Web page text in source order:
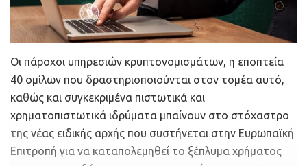
ξεχώρισαν και πέρασαν στην επόμενη
φάση είναι:
Althexis: Μία πρωτοποριακή πλατφόρμα και
τεχνολογία που προσφέρει καινοτομία στον τρόπο
διεξαγωγής δερματολογικών εξετάσεων
Cloudpharm: Τεχνολογία αιχμής που ενισχύει την
έρευνα και ανάπτυξη (R&D) επαναστόχευσης
Collaborate Health Cloud :Μία ολοκληρωμένη λύση
Οι πάροχοι υπηρεσιών κρυπτονομισμάτων, η εποπτεία
40 ομίλων που δραστηριοποιούνται στον τομέα αυτό,
καθώς και συγκεκριμένα πιστωτικά και
χρηματοπιστωτικά ιδρύματα μπαίνουν στο στόχαστρο
της νέας ειδικής αρχής που συστήνεται στην Ευρωπαϊκή
Επιτροπή για να καταπολεμηθεί το ξέπλυμα χρήματος